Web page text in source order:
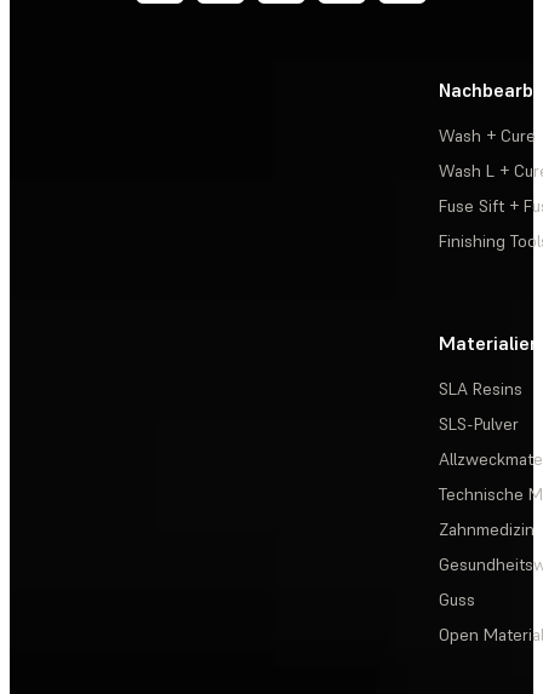
Wash + Cure
Wash L +
Fuse Sift +
Finishing
Materialien
SLA Resins
SLS-Pulver
Technische
Zahnmedizin
Guss
Open